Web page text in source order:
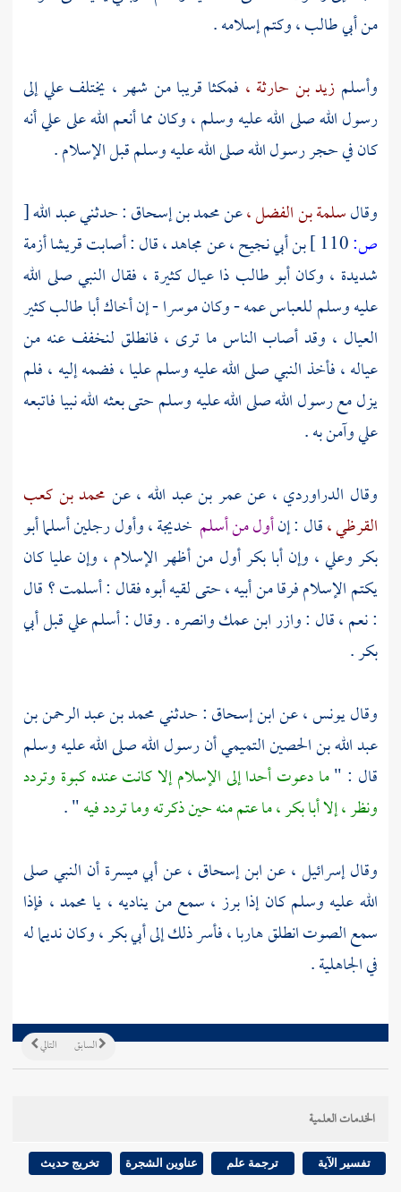
منأبي طالب ،وكتم إسلامه .
وأسلم زيد بن حارثة ، فمكثا قريبا من شهر ، يختلفعليإلى
رسول الله صلى الله عليه وسلم ، وكان مما أنعم الله علىعليأنه
كان في حجر رسول الله صلى الله عليه وسلم قبل الإسلام .
وقالسلمة بن الفضل ،عنمحمد بن إسحاق: حدثنيعبد الله[
ص:
بن أبي نجيح ،عنمجاهد ،قال : أصابتقريشاأزمة
شديدة ، وكانأبو طالب ذا عيال كثيرة ، فقال النبي صلى الله
عليه وسلمللعباسعمه - وكان موسرا - إن أخاكأبا طالبكثير
العيال ، وقد أصاب الناس ما ترى ، فانطلق لنخفف عنه من
عياله ، فأخذ النبي صلى الله عليه وسلمعليا ،فضمه إليه ، فلم
يزل مع رسول الله صلى الله عليه وسلم حتى بعثه الله نبيا فاتبعه
عليوآمن به .
وقال الدراوردي ، عنعمر بن عبد الله ،عن محمد بن كعب
القرظي ،قال : إنأول من أسلم خديجة ،وأول رجلين أسلماأبو
بكروعلي ، وإنأبا بكرأول من أظهر الإسلام ، وإنعلياكان
يكتم الإسلام فرقا من أبيه ، حتى لقيه أبوه فقال : أسلمت ؟ قال
: نعم ، قال : وازر ابن عمك وانصره . وقال : أسلمعليقبلأبي
بكر.
وقاليونس ،عنابن إسحاق: حدثنيمحمد بن عبد الرحمن بن
عبد الله بن الحصين التميميأن رسول الله صلى الله عليه وسلم
قال : "ما دعوت أحدا إلى الإسلام إلا كانت عنده كبوة وتردد
ونظر ، إلاأبا بكر ،ما عتم منه حين ذكرته وما تردد فيه" .
وقالإسرائيل ،عنابن إسحاق ،عنأبي ميسرةأن النبي صلى
الله عليه وسلم كان إذا برز ، سمع من يناديه ، يا محمد ، فإذا
سمع الصوت انطلق هاربا ، فأسر ذلك إلىأبي بكر ،وكان نديما له
في الجاهلية .
التالي السابق
الخدمات العلمية
تفسير الآية ترجمة علم عناوين الشجرة تخريج حديث